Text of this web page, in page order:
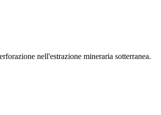
nell'estrazione mineraria sotterranea.